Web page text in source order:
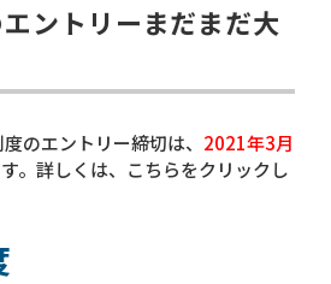
ントリーまだまだ大
のエントリー締切は、 2021年3月
。詳しくは、こちらをクリックし